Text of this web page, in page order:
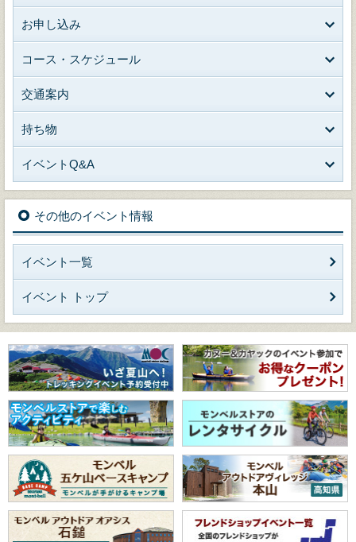
お申し込み
コース・スケジュール
交通案内
持ち物
イベントQ&A
その他のイベント情報
イベント一覧
イベント トップ